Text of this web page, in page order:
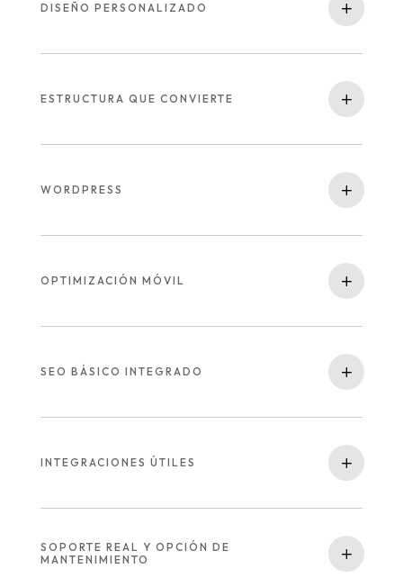
DISEÑO PERSONALIZADO
ESTRUCTURA QUE CONVIERTE
WORDPRESS
OPTIMIZACIÓN MÓVIL
SEO BÁSICO INTEGRADO
INTEGRACIONES ÚTILES
SOPORTE REAL Y OPCIÓN DE
MANTENIMIENTO